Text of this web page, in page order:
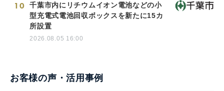
10
千葉市内にリチウムイオン電池などの小
型充電式電池回収ボックスを新たに15カ
所設置
2026.08.05 16:00
お客様の声・活用事例